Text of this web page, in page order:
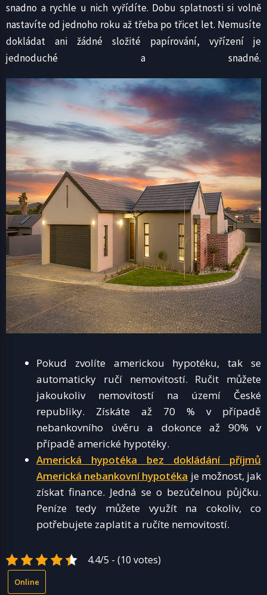
snadno a rychle u nich vyřídíte. Dobu splatnosti si volně
nastavíte od jednoho roku až třeba po třicet let. Nemusíte
dokládat ani žádné složité papírování, vyřízení je
jednoduché a snadné.
Pokud zvolíte americkou hypotéku, tak se
automaticky ručí nemovitostí. Ručit můžete
jakoukoliv nemovitostí na území České
republiky. Získáte až 70 % v případě
nebankovního úvěru a dokonce až 90% v
případě americké hypotéky.
Americká hypotéka bez dokládání příjmů
Americká nebankovní hypotéka je možnost, jak
získat finance. Jedná se o bezúčelnou půjčku.
Peníze tedy můžete využít na cokoliv, co
potřebujete zaplatit a ručíte nemovitostí.
4.4/5 - (10 votes)
Online